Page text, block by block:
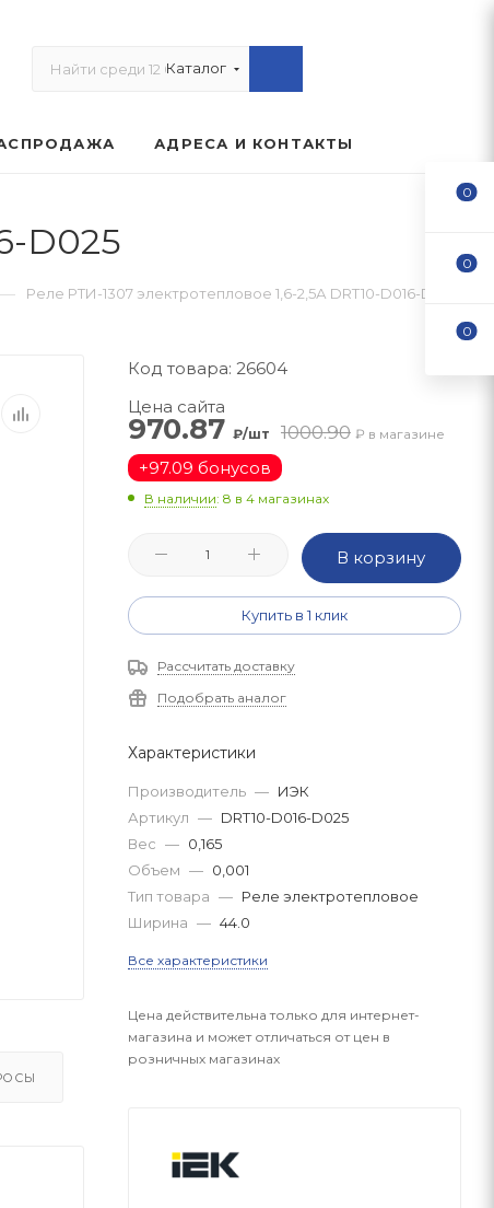
Каталог
АДРЕСА И КОНТАКТЫ
D025
— Реле РТИ-1307 электротепловое 1,6-2,5А DRT10-D016-D025
Код товара: 26604
Цена сайта
970.87 ₽/шт 1000.90 ₽ в магазине
+97.09 бонусов
В наличии: 8 в 4 магазинах
В корзину
Купить в 1 клик
Рассчитать доставку
Подобрать аналог
Характеристики
Производитель — ИЭК
Артикул — DRT10-D016-D025
Вес — 0,165
Объем — 0,001
Тип товара — Реле электротепловое
Ширина — 44.0
Все характеристики
Цена действительна только для интернет-
магазина и может отличаться от цен в
розничных магазинах
0
0
0